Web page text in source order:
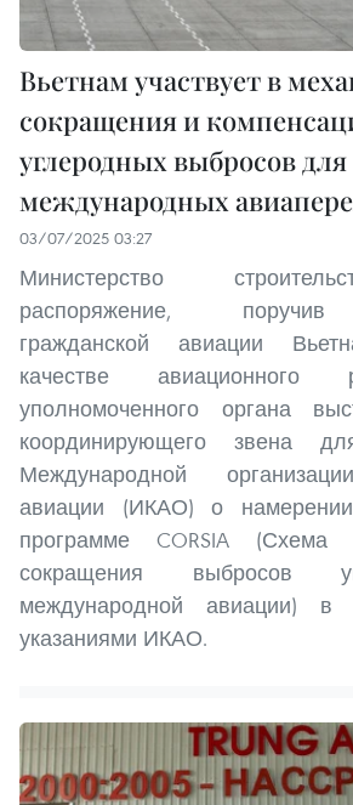
Вьетнам участвует в
сокращения и
углеродных выбросов для
международных
03/07/2025 03:27
Министерство
распоряжение,
гражданской авиации
качестве авиационного
уполномоченного органа
координирующего звена
Международной
авиации (ИКАО) о
программе CORSIA (Схема
сокращения выбросов
международной авиации) в
указаниями ИКАО.